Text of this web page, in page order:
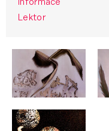
Informace
Lektor